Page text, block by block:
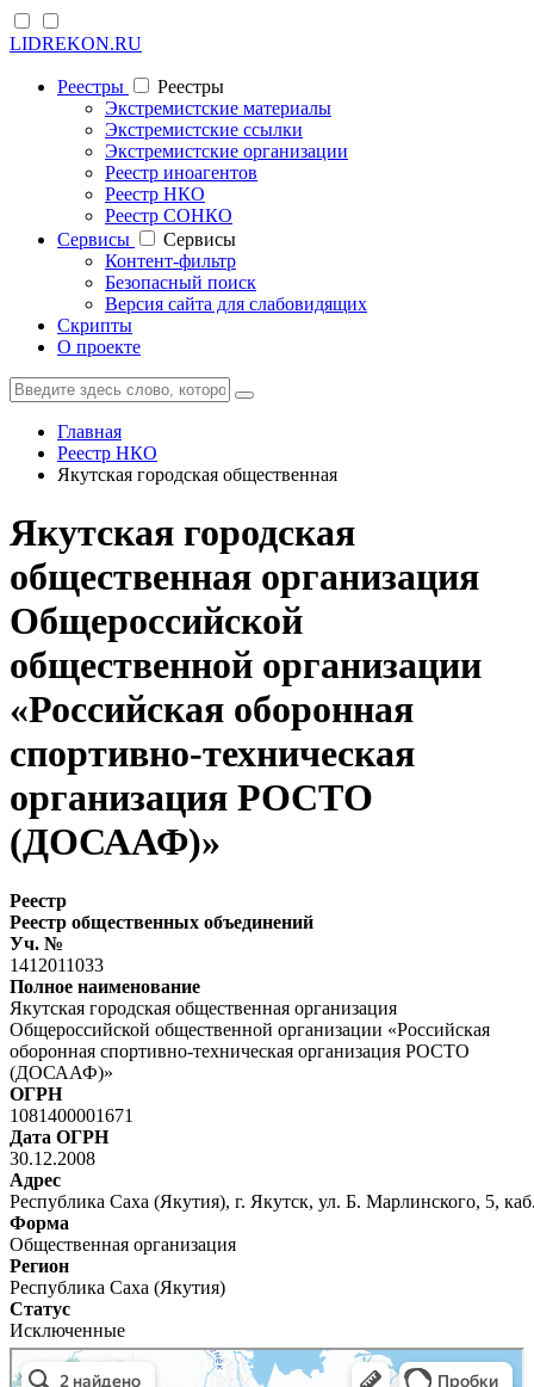
LIDREKON.RU
Реестры
Реестры
Экстремистские материалы
Экстремистские ссылки
Экстремистские организации
Реестр иноагентов
Реестр НКО
Реестр СОНКО
Cервисы
Cервисы
Контент-фильтр
Безопасный поиск
Версия сайта для слабовидящих
Скрипты
О проекте
Главная
Реестр НКО
Якутская городская общественная
Якутская городская
общественная организация
Общероссийской
общественной организации
«Российская оборонная
спортивно-техническая
организация РОСТО
(ДОСААФ)»
Реестр
Реестр общественных объединений
Уч. №
1412011033
Полное наименование
Якутская городская общественная организация
Общероссийской общественной организации «Российская
оборонная спортивно-техническая организация РОСТО
(ДОСААФ)»
ОГРН
1081400001671
Дата ОГРН
30.12.2008
Адрес
Республика Саха (Якутия), г. Якутск, ул. Б. Марлинского, 5,
Форма
Общественная организация
Регион
Республика Саха (Якутия)
Статус
Исключенные